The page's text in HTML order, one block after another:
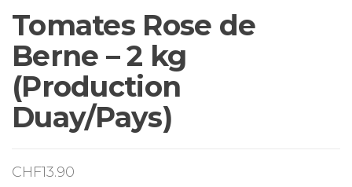
Tomates Rose de
Berne – 2 kg
(Production
Duay/Pays)
CHF13.90